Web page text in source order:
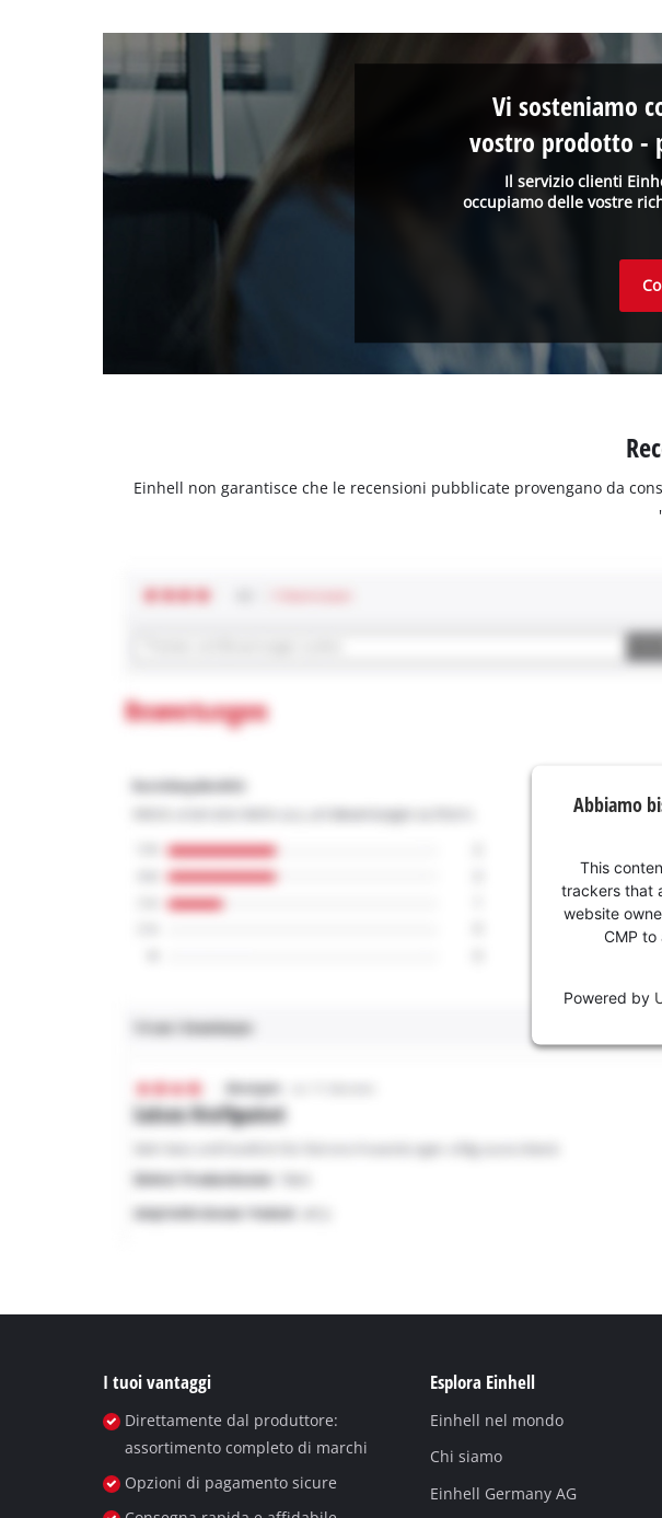
Il servizio clienti
occupiamo delle vostre
Vi sosteniamo
vostro prodotto -
Einhell non garantisce che le recensioni pubblicate provengano da
Abbiamo
This
trackers that
website
CMP
Powered by
I tuoi vantaggi
Direttamente dal produttore:
assortimento completo di marchi
Opzioni di pagamento sicure
Esplora Einhell
Einhell nel mondo
Chi siamo
Einhell Germany AG